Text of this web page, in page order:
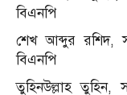
বিএনপি
শেখ আব্দুর রশিদ,
বিএনপি
তুহিনউল্লাহ